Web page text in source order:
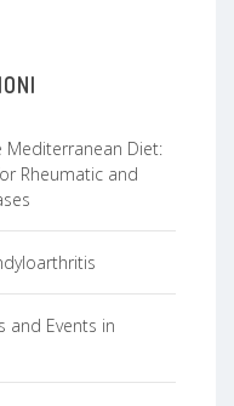
Mediterranean Diet:
Rheumatic and
and Events in